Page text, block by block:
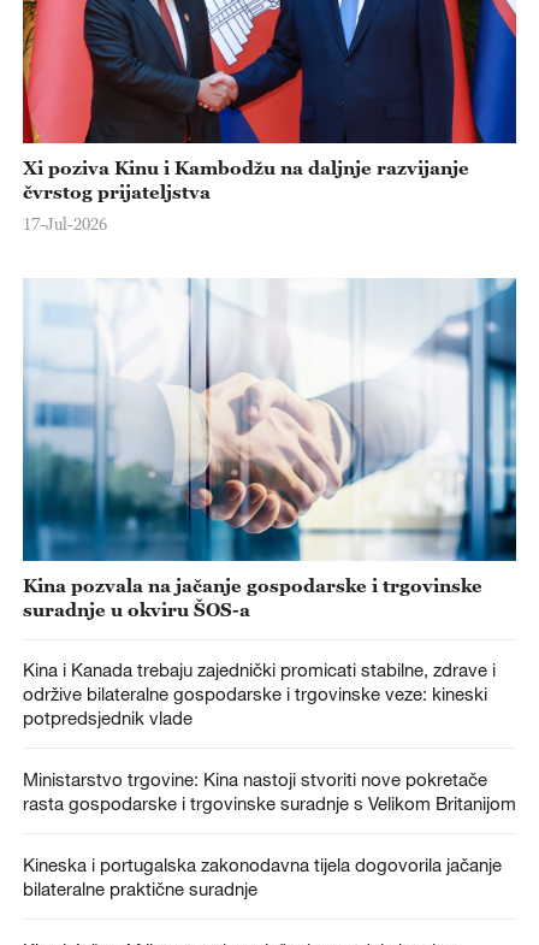
Xi poziva Kinu i Kambodžu na daljnje razvijanje
čvrstog prijateljstva
17-Jul-2026
Kina pozvala na jačanje gospodarske i trgovinske
suradnje u okviru ŠOS-a
Kina i Kanada trebaju zajednički promicati stabilne, zdrave i
održive bilateralne gospodarske i trgovinske veze: kineski
potpredsjednik vlade
Ministarstvo trgovine: Kina nastoji stvoriti nove pokretače
rasta gospodarske i trgovinske suradnje s Velikom Britanijom
Kineska i portugalska zakonodavna tijela dogovorila jačanje
bilateralne praktične suradnje